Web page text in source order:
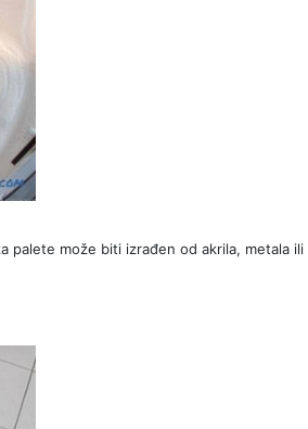
palete može biti izrađen od akrila, metala ili